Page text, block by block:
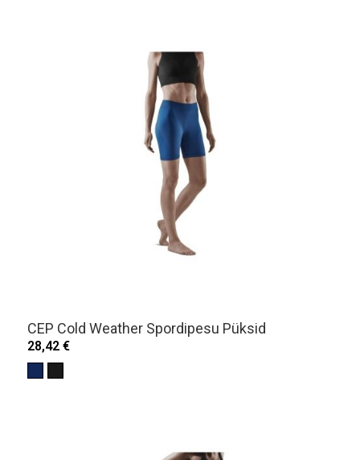
CEP Cold Weather Spordipesu Püksid
28,42 €